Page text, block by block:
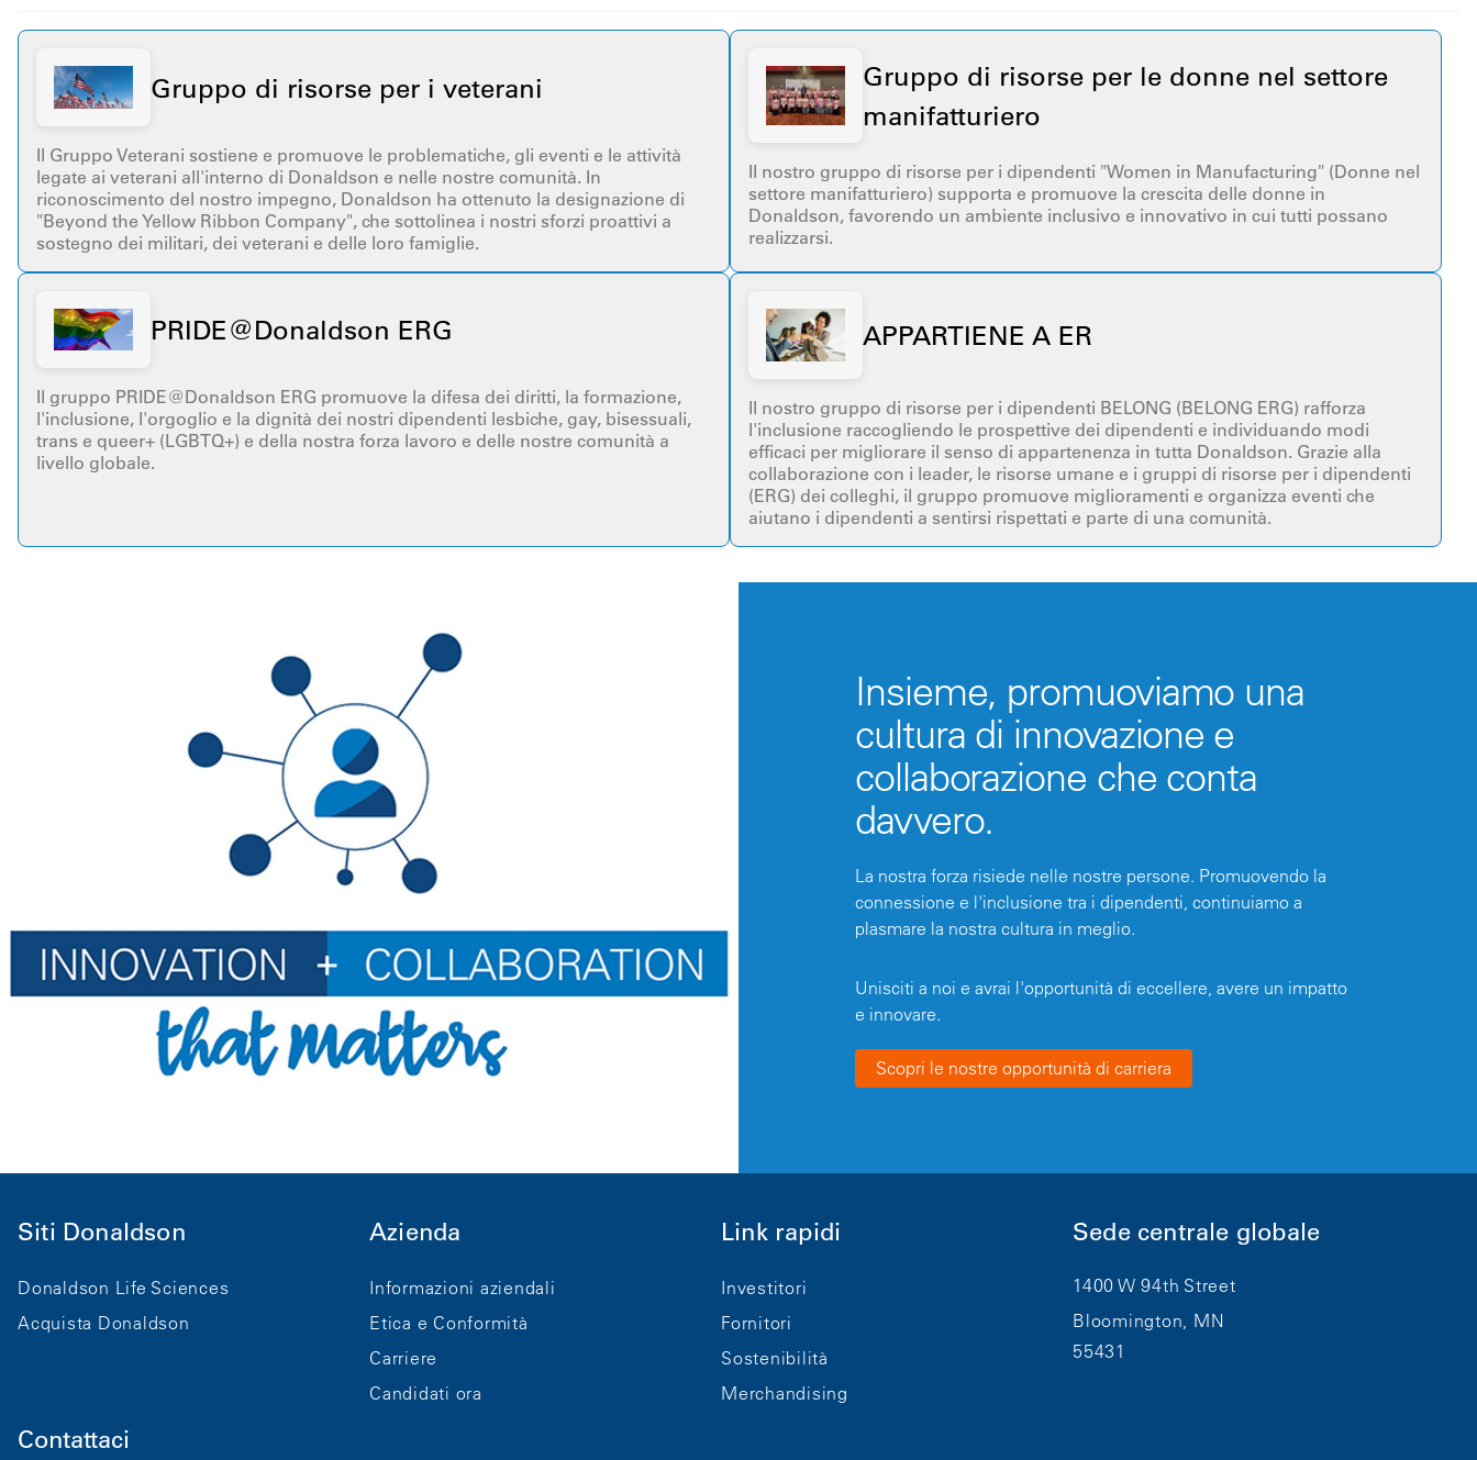
Gruppo di risorse per i veterani
Il Gruppo Veterani sostiene e promuove le problematiche, gli eventi e le attività
legate ai veterani all'interno di Donaldson e nelle nostre comunità. In
riconoscimento del nostro impegno, Donaldson ha ottenuto la designazione di
"Beyond the Yellow Ribbon Company", che sottolinea i nostri sforzi proattivi a
sostegno dei militari, dei veterani e delle loro famiglie.
Gruppo di risorse per le donne nel settore
manifatturiero
Il nostro gruppo di risorse per i dipendenti "Women in Manufacturing" (Donne nel
settore manifatturiero) supporta e promuove la crescita delle donne in
Donaldson, favorendo un ambiente inclusivo e innovativo in cui tutti possano
realizzarsi.
PRIDE@Donaldson ERG
Il gruppo PRIDE@Donaldson ERG promuove la difesa dei diritti, la formazione,
l'inclusione, l'orgoglio e la dignità dei nostri dipendenti lesbiche, gay, bisessuali,
trans e queer+ (LGBTQ+) e della nostra forza lavoro e delle nostre comunità a
livello globale.
APPARTIENE A ER
Il nostro gruppo di risorse per i dipendenti BELONG (BELONG ERG) rafforza
l'inclusione raccogliendo le prospettive dei dipendenti e individuando modi
efficaci per migliorare il senso di appartenenza in tutta Donaldson. Grazie alla
collaborazione con i leader, le risorse umane e i gruppi di risorse per i dipendenti
(ERG) dei colleghi, il gruppo promuove miglioramenti e organizza eventi che
aiutano i dipendenti a sentirsi rispettati e parte di una comunità.
Insieme, promuoviamo una
cultura di innovazione e
collaborazione che conta
davvero.
La nostra forza risiede nelle nostre persone. Promuovendo la
connessione e l'inclusione tra i dipendenti, continuiamo a
plasmare la nostra cultura in meglio.
Unisciti a noi e avrai l'opportunità di eccellere, avere un impatto
e innovare.
Scopri le nostre opportunità di carriera
Siti Donaldson
Donaldson Life Sciences
Acquista Donaldson
Azienda
Informazioni aziendali
Etica e Conformità
Carriere
Candidati ora
Link rapidi
Investitori
Fornitori
Sostenibilità
Merchandising
Sede centrale globale
1400 W 94th Street
Bloomington, MN
55431
Contattaci